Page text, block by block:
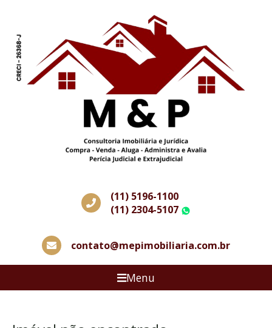
(11) 5196-1100
(11) 2304-5107
contato@mepimobiliaria.com.br
Menu